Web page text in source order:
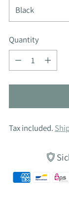
Quantity
Quantity
Tax included.